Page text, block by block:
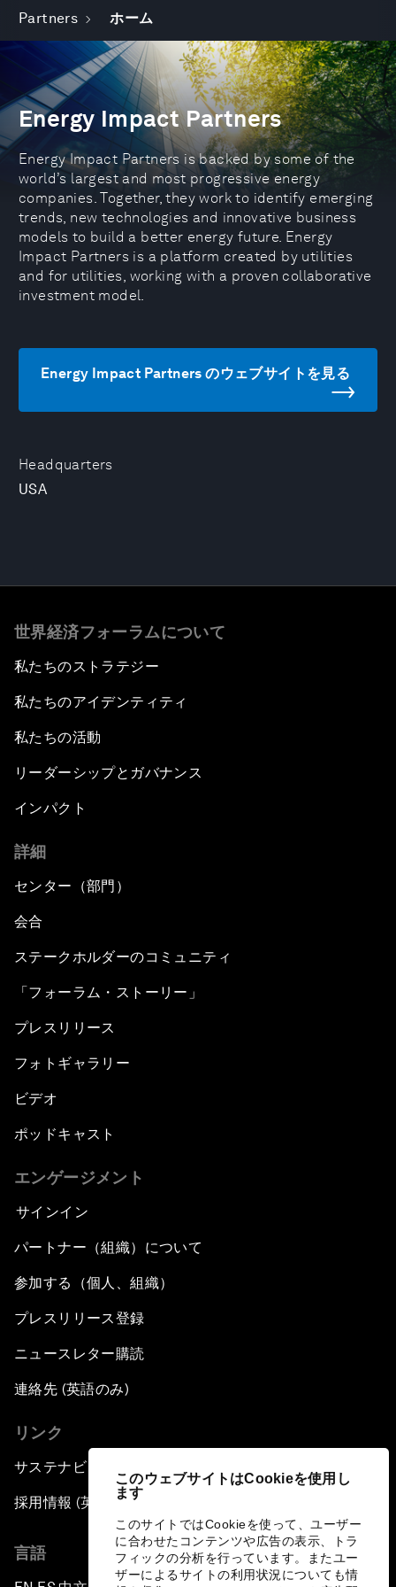
このウェブサイトはCookieを使用し
ます
このサイトではCookieを使って、ユーザー
に合わせたコンテンツや広告の表示、トラ
フィックの分析を行っています。またユー
ザーによるサイトの利用状況についても情
Partners ホーム
Headquarters
USA
Energy Impact Partners
Energy Impact Partners is backed by some of the
world’s largest and most progressive energy
companies. Together, they work to identify emerging
trends, new technologies and innovative business
models to build a better energy future. Energy
Impact Partners is a platform created by utilities
and for utilities, working with a proven collaborative
investment model.
Energy Impact Partners のウェブサイトを見る
世界経済フォーラムについて
私たちのストラテジー
私たちのアイデンティティ
私たちの活動
リーダーシップとガバナンス
インパクト
詳細
センター（部門）
会合
ステークホルダーのコミュニティ
「フォーラム・ストーリー」
プレスリリース
フォトギャラリー
ビデオ
ポッドキャスト
エンゲージメント
サインイン
パートナー（組織）について
参加する（個人、組織）
プレスリリース登録
ニュースレター購読
連絡先 (英語のみ)
リンク
サステナビリティへの取り組み
採用情報 (英語のみ)
言語